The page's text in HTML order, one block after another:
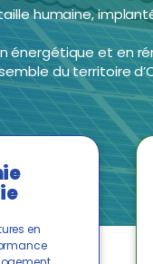
humaine,
énergétique et en
du territoire
en